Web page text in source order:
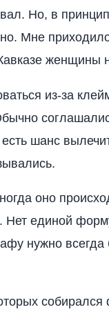
Но, в
Мне
женщины
из-за
шанс
оно
Нет единой
нужно
собирался